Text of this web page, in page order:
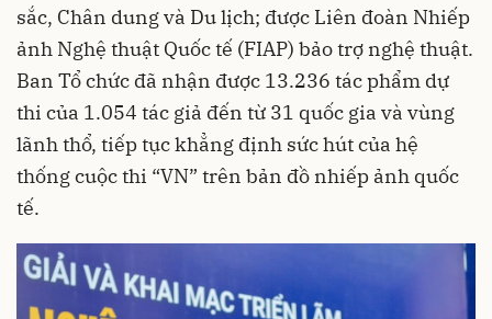
sắc, Chân dung và Du lịch; được Liên đoàn Nhiếp
ảnh Nghệ thuật Quốc tế (FIAP) bảo trợ nghệ thuật.
Ban Tổ chức đã nhận được 13.236 tác phẩm dự
thi của 1.054 tác giả đến từ 31 quốc gia và vùng
lãnh thổ, tiếp tục khẳng định sức hút của hệ
thống cuộc thi “VN” trên bản đồ nhiếp ảnh quốc
tế.